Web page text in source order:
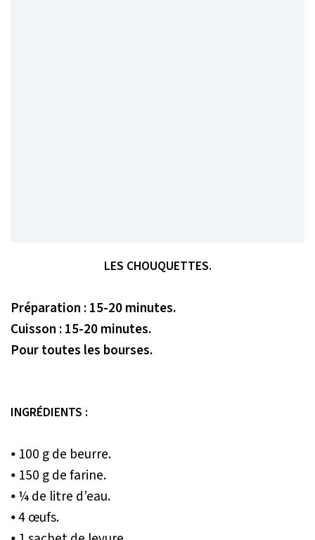
LES CHOUQUETTES.
Préparation : 15-20 minutes.
Cuisson : 15-20 minutes.
Pour toutes les bourses.
INGRÉDIENTS :
⦁ 100 g de beurre.
⦁ 150 g de farine.
⦁ ¼ de litre d’eau.
⦁ 4 œufs.